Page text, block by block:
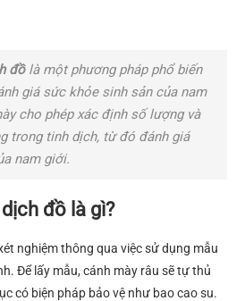
đồlà một phương pháp phổ biến
giá sức khỏe sinh sản của nam
cho phép xác định số lượng và
trong tinh dịch, từ đó đánh giá
nam giới.
đồ là gì?
nghiệmthông qua việcsử dụng mẫu
Để lấy mẫu, cánh mày râu sẽ tự thủ
có biện pháp bảo vệ như bao cao su.